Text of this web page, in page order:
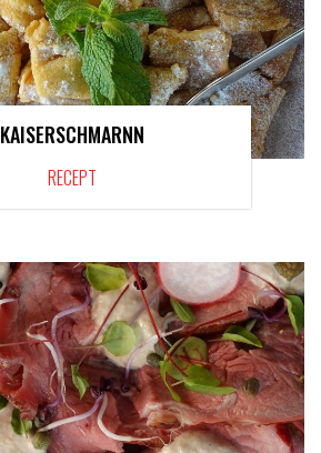
KAISERSCHMARNN
RECEPT